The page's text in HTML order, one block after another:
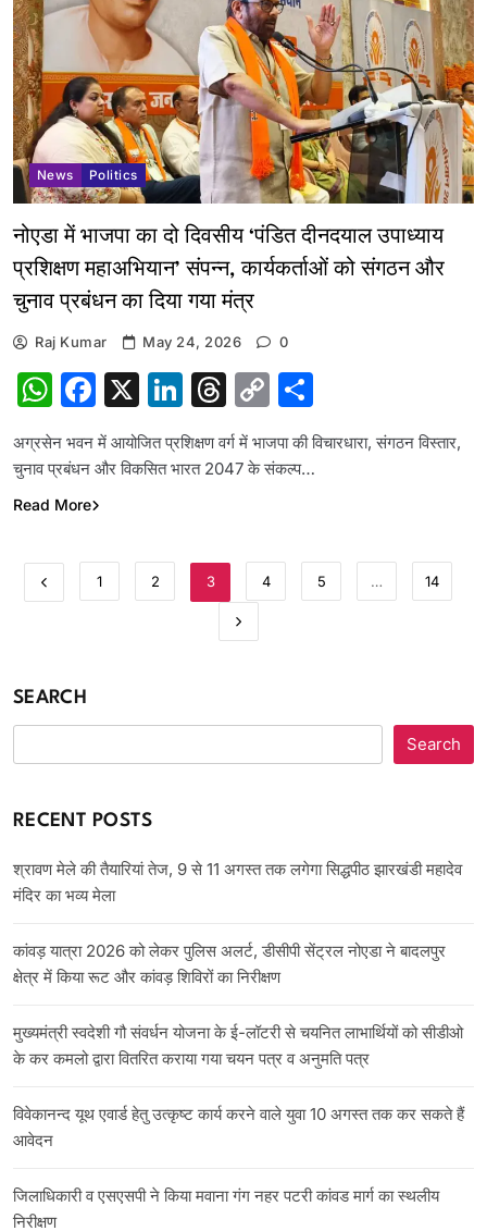
News Politics
नोएडा में भाजपा का दो दिवसीय ‘पंडित दीनदयाल उपाध्याय
प्रशिक्षण महाअभियान’ संपन्न, कार्यकर्ताओं को संगठन और
चुनाव प्रबंधन का दिया गया मंत्र
Raj Kumar May 24, 2026 0
WhatsApp
Facebook
X LinkedIn
Threads
Copy
Link
अग्रसेन भवन में आयोजित प्रशिक्षण वर्ग में भाजपा की विचारधारा, संगठन विस्तार,
चुनाव प्रबंधन और विकसित भारत 2047 के संकल्प…
Read More
1 2 3 4 5 … 14
SEARCH
Search
RECENT POSTS
श्रावण मेले की तैयारियां तेज, 9 से 11 अगस्त तक लगेगा सिद्धपीठ झारखंडी महादेव
मंदिर का भव्य मेला
कांवड़ यात्रा 2026 को लेकर पुलिस अलर्ट, डीसीपी सेंट्रल नोएडा ने बादलपुर
क्षेत्र में किया रूट और कांवड़ शिविरों का निरीक्षण
मुख्यमंत्री स्वदेशी गौ संवर्धन योजना के ई-लॉटरी से चयनित लाभार्थियों को सीडीओ
के कर कमलो द्वारा वितरित कराया गया चयन पत्र व अनुमति पत्र
विवेकानन्द यूथ एवार्ड हेतु उत्कृष्ट कार्य करने वाले युवा 10 अगस्त तक कर सकते हैं
आवेदन
जिलाधिकारी व एसएसपी ने किया मवाना गंग नहर पटरी कांवड मार्ग का स्थलीय
निरीक्षण